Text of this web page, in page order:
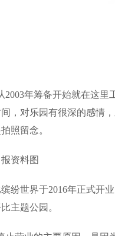
2003年筹备开始就在这
，对乐园有很深的感情
照留念。
资料图
纷世界于2016年正式开
主题公园。